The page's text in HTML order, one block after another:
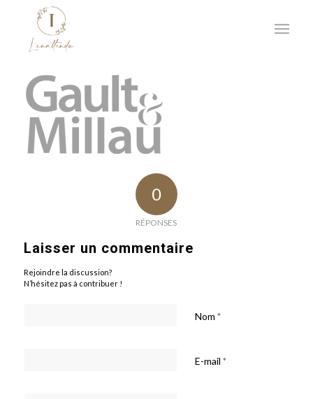
0
RÉPONSES
Laisser un commentaire
Rejoindre la discussion?
N’hésitez pas à contribuer !
Nom *
E-mail *